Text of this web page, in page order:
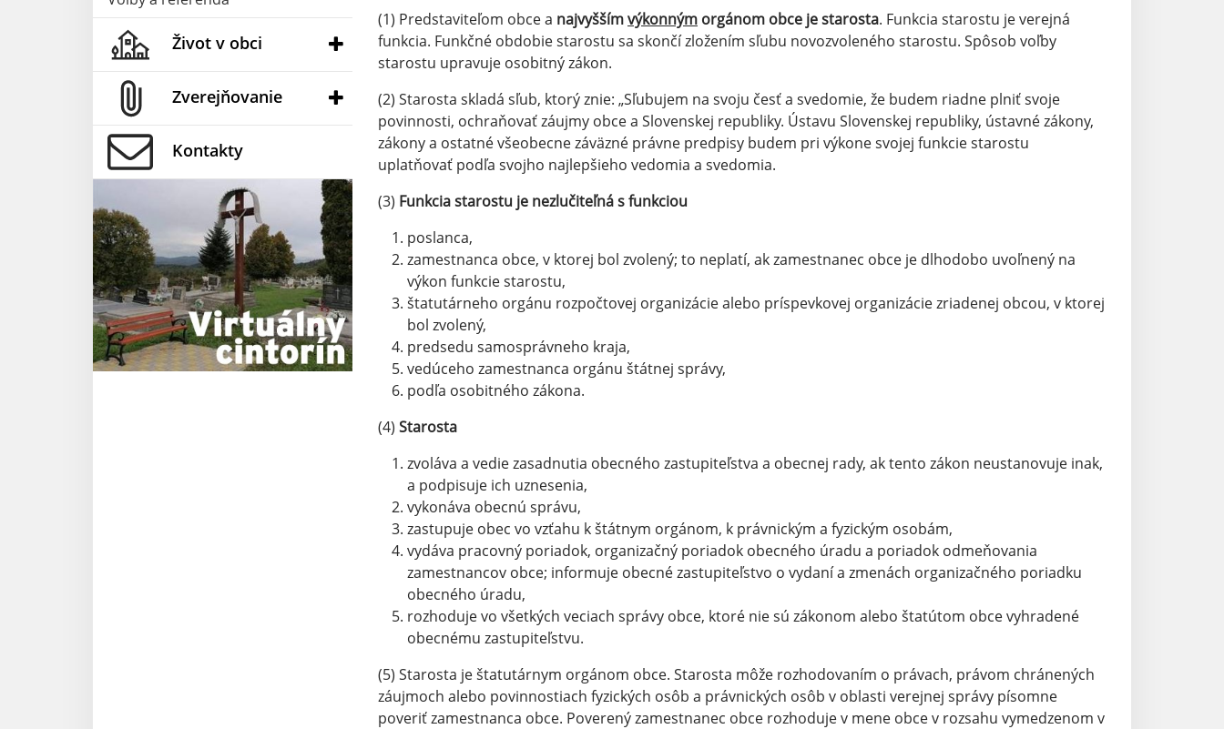
Život v obci
Zverejňovanie
Kontakty
(1) Predstaviteľom obce a najvyššímvýkonným orgánom obce je starosta. Funkcia starostu je verejná
funkcia. Funkčné obdobie starostu sa skončí zložením sľubu novozvoleného starostu. Spôsob voľby
starostu upravuje osobitný zákon.
(2) Starosta skladá sľub, ktorý znie: „Sľubujem na svoju česť a svedomie, že budem riadne plniť svoje
povinnosti, ochraňovať záujmy obce a Slovenskej republiky. Ústavu Slovenskej republiky, ústavné zákony,
zákony a ostatné všeobecne záväzné právne predpisy budem pri výkone svojej funkcie starostu
uplatňovať podľa svojho najlepšieho vedomia a svedomia.
(3) Funkcia starostu je nezlučiteľná s funkciou
poslanca,
zamestnanca obce, v ktorej bol zvolený; to neplatí, ak zamestnanec obce je dlhodobo uvoľnený na
výkon funkcie starostu,
štatutárneho orgánu rozpočtovej organizácie alebo príspevkovej organizácie zriadenej obcou, v ktorej
bol zvolený,
predsedu samosprávneho kraja,
vedúceho zamestnanca orgánu štátnej správy,
podľa osobitného zákona.
(4) Starosta
zvoláva a vedie zasadnutia obecného zastupiteľstva a obecnej rady, ak tento zákon neustanovuje inak,
a podpisuje ich uznesenia,
vykonáva obecnú správu,
zastupuje obec vo vzťahu k štátnym orgánom, k právnickým a fyzickým osobám,
vydáva pracovný poriadok, organizačný poriadok obecného úradu a poriadok odmeňovania
zamestnancov obce; informuje obecné zastupiteľstvo o vydaní a zmenách organizačného poriadku
obecného úradu,
rozhoduje vo všetkých veciach správy obce, ktoré nie sú zákonom alebo štatútom obce vyhradené
obecnému zastupiteľstvu.
(5) Starosta je štatutárnym orgánom obce. Starosta môže rozhodovaním o právach, právom chránených
záujmoch alebo povinnostiach fyzických osôb a právnických osôb v oblasti verejnej správy písomne
poveriť zamestnanca obce. Poverený zamestnanec obce rozhoduje v mene obce v rozsahu vymedzenom v